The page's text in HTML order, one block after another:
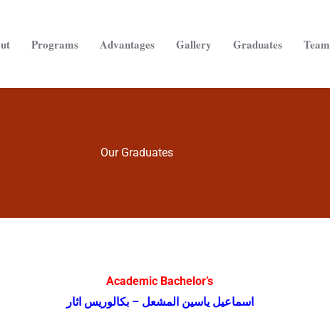
Programs Advantages Gallery Graduates Team
Our Graduates
Academic Bachelor’s
اسماعيل ياسين المشعل – بكالوريس اثار